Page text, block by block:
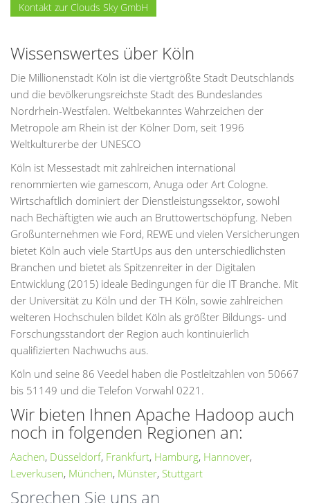
Kontakt zur Clouds Sky GmbH
Wissenswertes über Köln
Die Millionenstadt Köln ist die viertgrößte Stadt Deutschlands
und die bevölkerungsreichste Stadt des Bundeslandes
Nordrhein-Westfalen. Weltbekanntes Wahrzeichen der
Metropole am Rhein ist der Kölner Dom, seit 1996
Weltkulturerbe der UNESCO
Köln ist Messestadt mit zahlreichen international
renommierten wie gamescom, Anuga oder Art Cologne.
Wirtschaftlich dominiert der Dienstleistungssektor, sowohl
nach Bechäftigten wie auch an Bruttowertschöpfung. Neben
Großunternehmen wie Ford, REWE und vielen Versicherungen
bietet Köln auch viele StartUps aus den unterschiedlichsten
Branchen und bietet als Spitzenreiter in der Digitalen
Entwicklung (2015) ideale Bedingungen für die IT Branche. Mit
der Universität zu Köln und der TH Köln, sowie zahlreichen
weiteren Hochschulen bildet Köln als größter Bildungs- und
Forschungsstandort der Region auch kontinuierlich
qualifizierten Nachwuchs aus.
Köln und seine 86 Veedel haben die Postleitzahlen von 50667
bis 51149 und die Telefon Vorwahl 0221.
Wir bieten Ihnen Apache Hadoop auch
noch in folgenden Regionen an:
Aachen, Düsseldorf, Frankfurt, Hamburg, Hannover,
Leverkusen, München, Münster, Stuttgart
Sprechen Sie uns an